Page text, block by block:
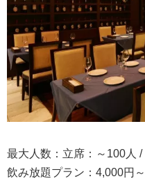
最大人数：立席：～100人 /
飲み放題プラン：4,000円～